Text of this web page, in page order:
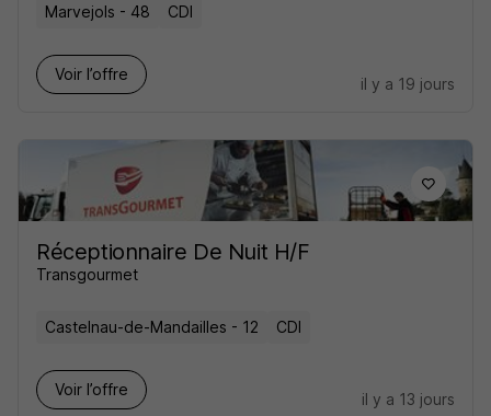
Marvejols - 48 CDI
Voir l’offre
il y a 19 jours
Réceptionnaire De Nuit H/F
Transgourmet
Castelnau-de-Mandailles - 12 CDI
Voir l’offre
il y a 13 jours